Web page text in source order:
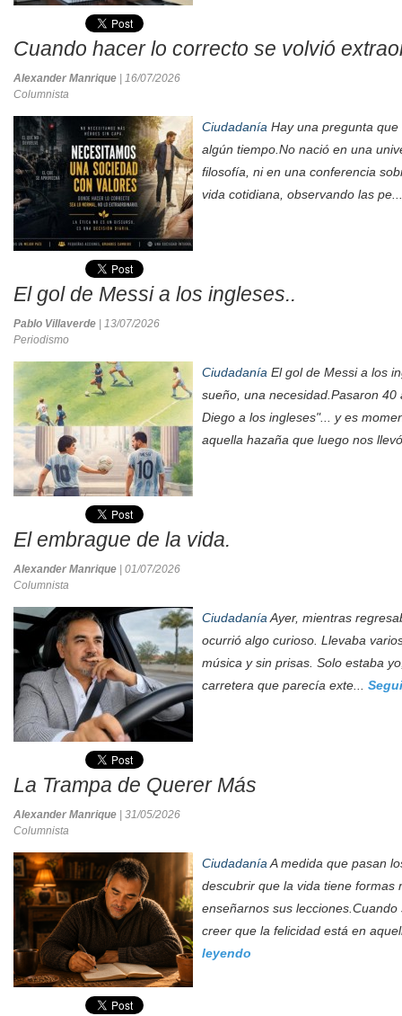
Cuando hacer lo correcto se volvió
Alexander Manrique
| 16/07/2026
Columnista
Ciudadanía Hay una pregunta
algún tiempo.No nació en una
filosofía, ni en una conferencia
vida cotidiana, observando las
El gol de Messi a los ingleses..
Pablo Villaverde
| 13/07/2026
Periodismo
Ciudadanía El gol de Messi a los
sueño, una necesidad.Pasaron 40
Diego a los ingleses"... y es
aquella hazaña que luego nos
El embrague de la vida.
Alexander Manrique
| 01/07/2026
Columnista
Ciudadanía Ayer, mientras
ocurrió algo curioso. Llevaba
música y sin prisas. Solo estaba
carretera que parecía exte...
La Trampa de Querer Más
Alexander Manrique
| 31/05/2026
Columnista
Ciudadanía A medida que pasan
descubrir que la vida tiene formas
enseñarnos sus
creer que la felicidad está en
leyendo